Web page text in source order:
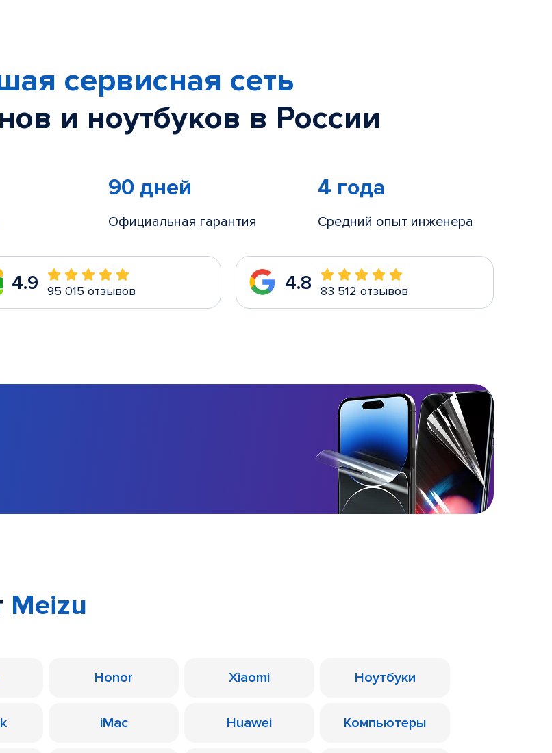
сервисная сеть
и ноутбуков в России
90 дней
Официальная гарантия
4 года
Средний опыт инженера
4.9 95 015 отзывов 4.8 83 512 отзывов
Meizu
Honor Xiaomi Ноутбуки
iMac Huawei Компьютеры